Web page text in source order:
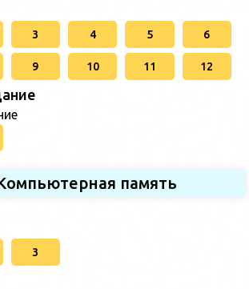
3 4 5 6
9 10 11 12
память
3